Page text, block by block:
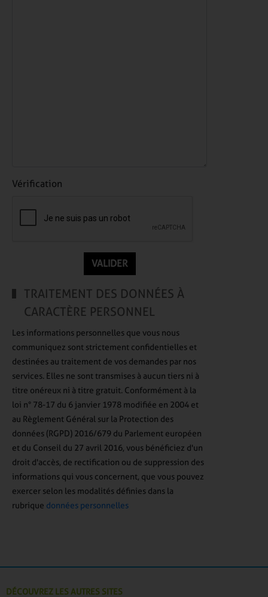
Vérification
TRAITEMENT DES DONNÉES À
CARACTÈRE PERSONNEL
Les informations personnelles que vous nous
communiquez sont strictement confidentielles et
destinées au traitement de vos demandes par nos
services. Elles ne sont transmises à aucun tiers ni à
titre onéreux ni à titre gratuit. Conformément à la
loi n° 78-17 du 6 janvier 1978 modifiée en 2004 et
au Règlement Général sur la Protection des
données (RGPD) 2016/679 du Parlement européen
et du Conseil du 27 avril 2016, vous bénéficiez d'un
droit d'accès, de rectification ou de suppression des
informations qui vous concernent, que vous pouvez
exercer selon les modalités définies dans la
rubrique données personnelles
DÉCOUVREZ LES AUTRES SITES